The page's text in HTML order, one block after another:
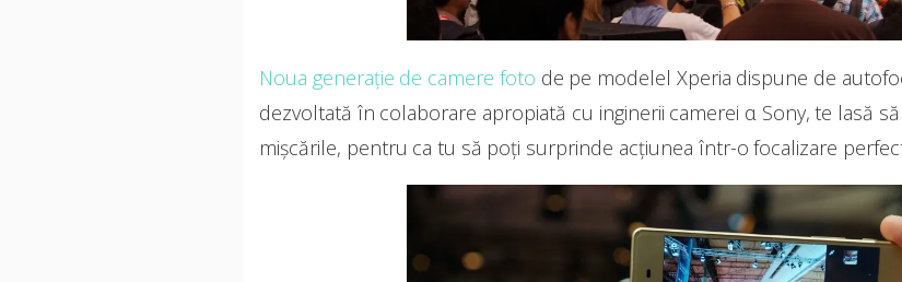
Noua generație de camere foto de pe modelel Xperia dispune de
dezvoltată în colaborare apropiată cu inginerii camerei α Sony, te lasă
mișcările, pentru ca tu să poți surprinde acțiunea într-o focalizare